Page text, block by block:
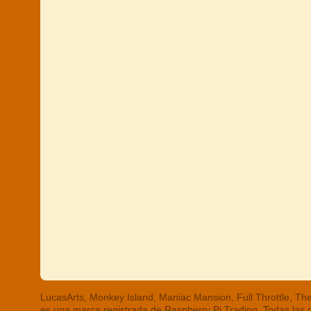
LucasArts, Monkey Island, Maniac Mansion, Full Throttle,